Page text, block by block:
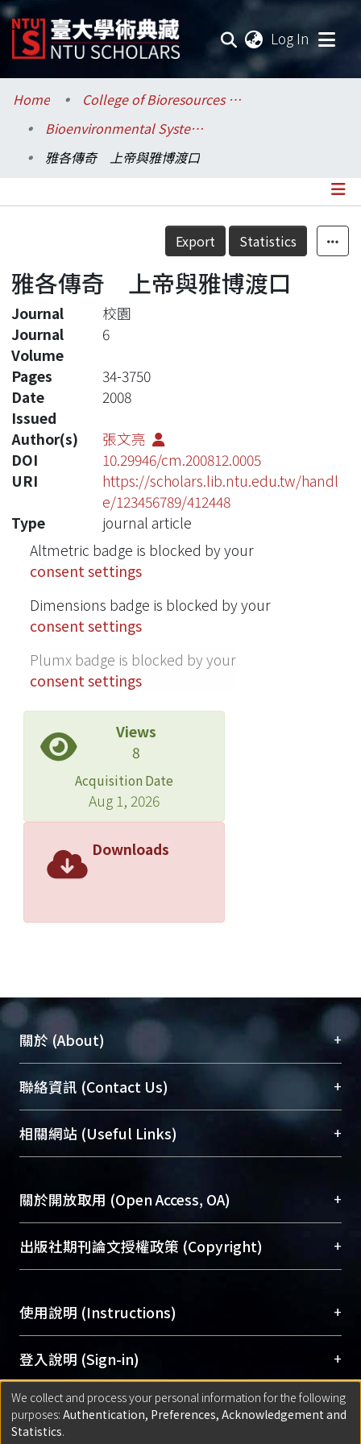
Log In
Communities & Collections
Research Outputs
Statistics
Home
College of Bioresources and Agriculture / 生物資源暨農學院
Bioenvironmental Systems Engineering / 生物環境系統工程學系
雅各傳奇 上帝與雅博渡口
Details
Export Statistics
雅各傳奇 上帝與雅博渡口
Journal
校園
Journal
Volume
6
Pages
34-3750
Date
Issued
2008
Author(s)
張文亮
DOI
10.29946/cm.200812.0005
URI
https://scholars.lib.ntu.edu.tw/handl
e/123456789/412448
Type
journal article
Altmetric badge is blocked by your
consent settings
Dimensions badge is blocked by your
consent settings
Plumx badge is blocked by your
consent settings
Views
8
Acquisition Date
Aug 1, 2026
Downloads
關於 (About) +
臺大位居世界頂尖大學之列，為永久珍藏及向國際
展現本校豐碩的研究成果及學術能量，圖書館整合
機構典藏（NTUR）與學術庫（AH）不同功能平
台，成為臺大學術典藏NTU scholars。期能整合研
成果。
To permanently archive and promote researcher
profiles and scholarly works, Library integrates the
services of “NTU Repository” with “Academic
聯絡資訊 (Contact Us) +
總館學科館員(Main Library)
醫學圖書館學科館員(Medical Library)
Sciences Library)
相關網站 (Useful Links) +
關於開放取用 (Open Access, OA) +
開放取用是從使用者角度提升資訊取用性的社會運
動，應用在學術研究上是透過將研究著作公開供使
用逐年攀升。同時可加速研究發展、提升研究影響
Archive）平台。 （點選深入了解OA）
出版社期刊論文授權政策 (Copyright) +
含部分內容的版權非匯入者所有，或由第三方贊
助與合作完成，請確認該版權所有者及第三方同
意提供此授權。
Please represent that the submission is your
original work, and that you have the right to
grant the rights to upload.
使用說明 (Instructions) +
網站簡介(Quickstart Guide)
使用手冊(Instruction Manual)
線上預約服務(Booking Service)
登入說明 (Sign-in) +
方案一：臺灣大學計算機中心帳號登入
(With C&INC Email Account)
匯入著作 (Submission) +
We collect and process your personal information for the following
purposes: Authentication, Preferences, Acknowledgement and
Statistics.